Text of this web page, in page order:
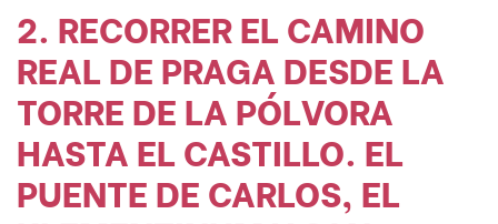
2. RECORRER EL CAMINO
REAL DE PRAGA DESDE LA
TORRE DE LA PÓLVORA
HASTA EL CASTILLO. EL
PUENTE DE CARLOS, EL